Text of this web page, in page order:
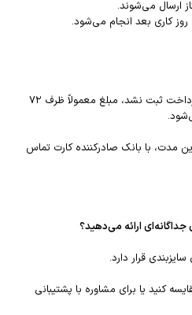
ارسال می‌شوند.
روز کاری بعد انجام می‌شود.
اگر وجه از حساب شما کسر شد اما پرداخت ثبت نشد، مبلغ معمولاً ظرف ۷۲
با بانک صادرکننده کارت تماس
ارائه می‌دهید؟
قرار دارد.
کنید یا برای مشاوره با پشتیبانی